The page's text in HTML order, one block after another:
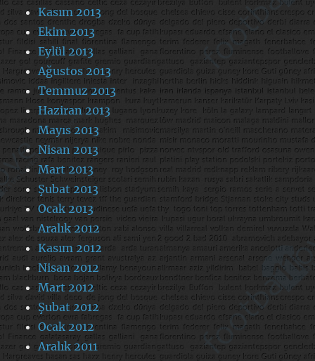
Kasım 2013
Ekim 2013
Eylül 2013
Ağustos 2013
Temmuz 2013
Haziran 2013
Mayıs 2013
Nisan 2013
Mart 2013
Şubat 2013
Ocak 2013
Aralık 2012
Kasım 2012
Nisan 2012
Mart 2012
Şubat 2012
Ocak 2012
Aralık 2011